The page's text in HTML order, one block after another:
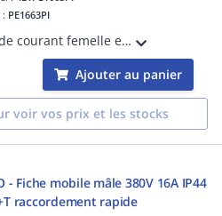
: PE1663PI
Prise de courant femelle encastrée inclinée 220V 16A 2P+T, position Terre 6h (bleu), raccordement à visser, degré IP44
Ajouter au panier
voir vos prix et les stocks
- Fiche mobile mâle 380V 16A IP44
raccordement rapide